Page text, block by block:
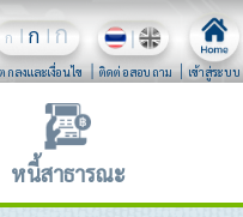
ก ก ก
กลงและเงื่อนไข ติดต่อสอบถาม เข้าสู่ระบบ
หนี้สาธารณะ